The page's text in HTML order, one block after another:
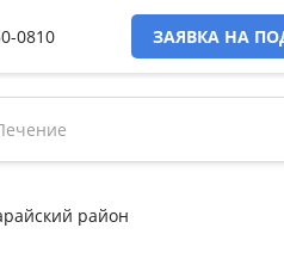
0810 ЗАЯВКА НА
район